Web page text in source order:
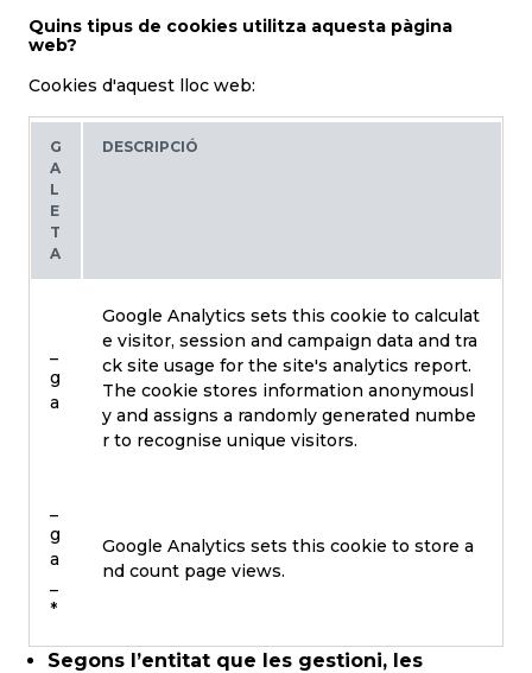
Quins tipus de cookies utilitza aquesta pàgina
web?
Cookies d'aquest lloc web:
G
A
L
E
T
A
DESCRIPCIÓ
g
a
Google Analytics sets this cookie to calculat
e visitor, session and campaign data and tra
ck site usage for the site's analytics report.
The cookie stores information anonymousl
y and assigns a randomly generated numbe
r to recognise unique visitors.
g
a
*
Google Analytics sets this cookie to store a
nd count page views.
Segons l’entitat que les gestioni, les